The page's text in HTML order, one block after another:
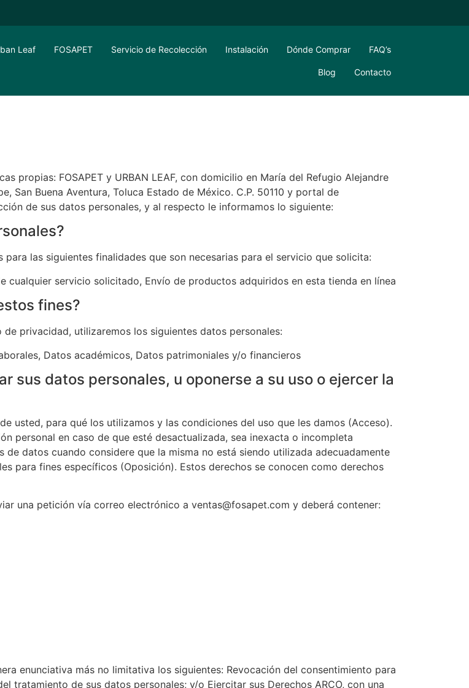
Leaf FOSAPET Servicio de Recolección Instalación Dónde Comprar FAQ’s
Blog Contacto
propias: FOSAPET y URBAN LEAF, con domicilio en María del Refugio Alejandre
San Buena Aventura, Toluca Estado de México. C.P. 50110 y portal de
de sus datos personales, y al respecto le informamos lo siguiente:
las siguientes finalidades que son necesarias para el servicio que solicita:
cualquier servicio solicitado, Envío de productos adquiridos en esta tienda en línea
fines?
privacidad, utilizaremos los siguientes datos personales:
Datos académicos, Datos patrimoniales y/o financieros
sus datos personales, u oponerse a su uso o ejercer la
usted, para qué los utilizamos y las condiciones del uso que les damos (Acceso).
personal en caso de que esté desactualizada, sea inexacta o incompleta
datos cuando considere que la misma no está siendo utilizada adecuadamente
para fines específicos (Oposición). Estos derechos se conocen como derechos
una petición vía correo electrónico a ventas@fosapet.com y deberá contener:
enunciativa más no limitativa los siguientes: Revocación del consentimiento para
tratamiento de sus datos personales; y/o Ejercitar sus Derechos ARCO, con una